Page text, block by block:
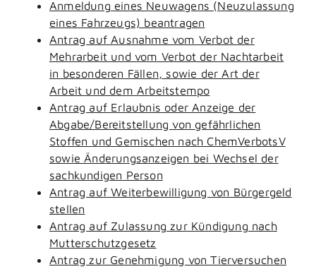
Anmeldung eines Neuwagens (Neuzulassung
eines Fahrzeugs) beantragen
Antrag auf Ausnahme vom Verbot der
Mehrarbeit und vom Verbot der Nachtarbeit
in besonderen Fällen, sowie der Art der
Arbeit und dem Arbeitstempo
Antrag auf Erlaubnis oder Anzeige der
Abgabe/Bereitstellung von gefährlichen
Stoffen und Gemischen nach ChemVerbotsV
sowie Änderungsanzeigen bei Wechsel der
sachkundigen Person
Antrag auf Weiterbewilligung von Bürgergeld
stellen
Antrag auf Zulassung zur Kündigung nach
Mutterschutzgesetz
Antrag zur Genehmigung von Tierversuchen